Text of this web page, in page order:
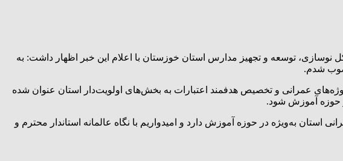
توسعه و تجهیز مدارس استان خوزستان با اعلام این خبر اظهار داشت: به
شدم.
عمرانی و تخصیص هدفمند اعتبارات به بخش‌های اولویت‌دار استان عنوان شده
حوزه آموزش شود.
استان به‌ویژه در حوزه آموزش دارد و امیدواریم با نگاه عالمانه استاندار محترم و